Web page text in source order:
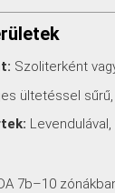
Szoliterként
ültetéssel
7b–10